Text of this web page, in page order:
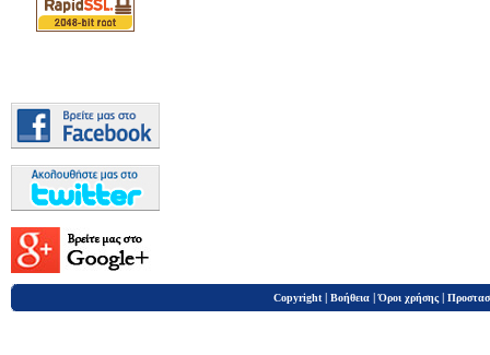
Copyright | Βοήθεια |Όροι χρήσης |